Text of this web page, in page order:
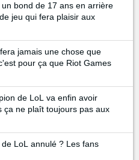
bond de 17 ans en arrière
jeu qui fera plaisir aux
jamais une chose que
pour ça que Riot Games
de LoL va enfin avoir
ça ne plaît toujours pas aux
LoL annulé ? Les fans